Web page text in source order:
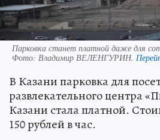
Парковка станет платной даже для
Фото: Владимир ВЕЛЕНГУРИН.
В Казани парковка для
развлекательного центра
Казани стала платной.
150 рублей в час.